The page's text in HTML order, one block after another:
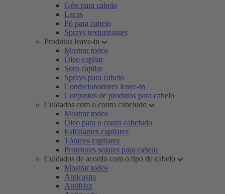
Géis para cabelo
Lacas
Pó para cabelo
Sprays texturizantes
Produtos leave-in
Mostrar todos
Óleo capilar
Soro capilar
Sprays para cabelo
Condicionadores leave-in
Conjuntos de produtos para cabelo
Cuidados com o couro cabeludo
Mostrar todos
Óleo para o couro cabeludo
Esfoliantes capilares
Tónicos capilares
Protetores solares para cabelo
Cuidados de acordo com o tipo de cabelo
Mostrar todos
Anticaspa
Antifrizz